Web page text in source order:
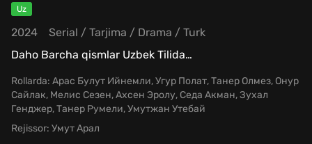
Uz
2024 Serial / Tarjima / Drama / Turk
Daho Barcha qismlar Uzbek Tilida…
Rollarda: Арас Булут Ийнемли, Угур Полат, Танер Олмез, Онур
Сайлак, Мелис Сезен, Ахсен Эролу, Седа Акман, Зухал
Генджер, Танер Румели, Умутжан Утебай
Rejissor: Умут Арал